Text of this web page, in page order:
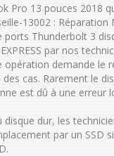
Pro 13 pouces 2018
13002 : Réparation
ports Thunderbolt 3
par nos
opération demande le
cas. Rarement le
est dû à une erreur
dur, les
par un SSD